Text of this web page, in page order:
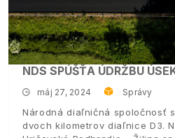
NDS SPÚŠŤA ÚDRŽBU
máj 27, 2024 Správy
Národná diaľničná spoločnosť
dvoch kilometrov diaľnice D3.